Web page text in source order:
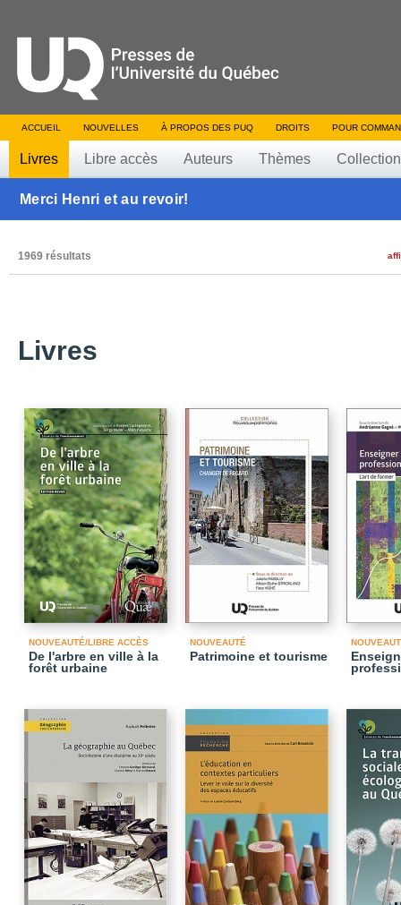
ACCUEIL NOUVELLES À PROPOS DES PUQ DROITS POUR
Livres Libre accès Auteurs Thèmes
Merci Henri et au revoir!
1969 résultats
Livres
NOUVEAUTÉ/LIBRE ACCÈS
De l'arbre en ville à la
forêt urbaine
NOUVEAUTÉ
Patrimoine et tourisme